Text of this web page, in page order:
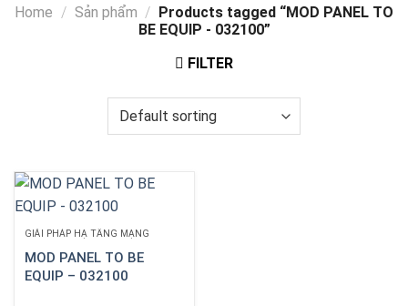
Home / Sản phẩm /
Products tagged “MOD PANEL TO
BE EQUIP - 032100”
FILTER
GIẢI PHÁP HẠ TẦNG MẠNG
MOD PANEL TO BE
EQUIP – 032100